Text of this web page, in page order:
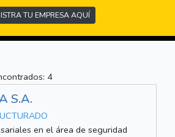
TU EMPRESA AQUÍ
4
S.A.
en el área de seguridad